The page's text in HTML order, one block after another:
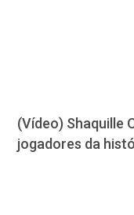
(Vídeo) Shaquille
jogadores da